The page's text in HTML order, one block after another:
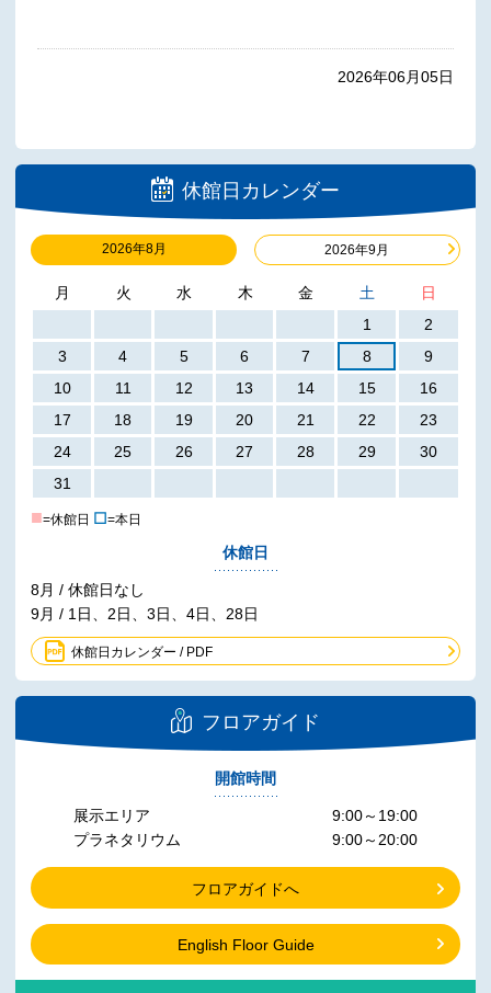
休館日カレンダー
2026年8月 2026年9月
月 火 水 木 金 土
日
1
2
3
4 5 6 7 8
9
10
11 12 13 14 15
16
17
18 19 20 21 22
23
24
25 26 27 28 29
30
31
■=休館日 ☐=本日
休館日
8月 / 休館日なし
9月 / 1日、2日、3日、4日、28日
休館日カレンダー / PDF
フロアガイド
開館時間
展示エリア
プラネタリウム
9:00～19:00
9:00～20:00
フロアガイドへ
English Floor Guide
2026年06月05日